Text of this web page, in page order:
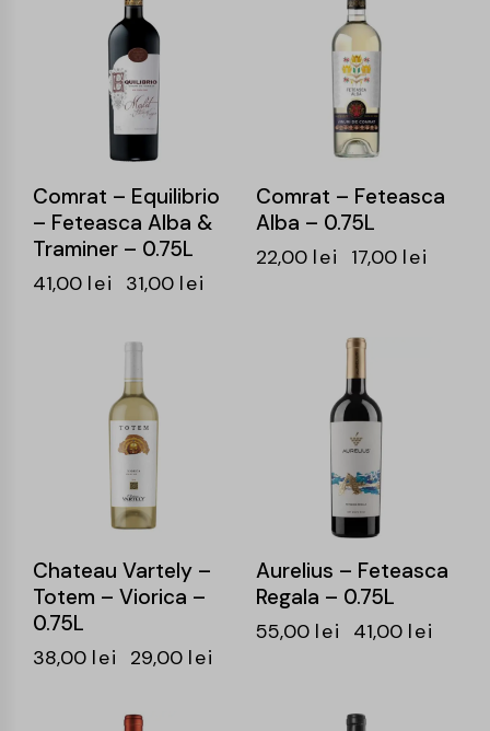
Comrat – Equilibrio
– Feteasca Alba &
Traminer – 0.75L
41,00 lei 31,00 lei
Comrat – Feteasca
Alba – 0.75L
22,00 lei 17,00 lei
Chateau Vartely –
Totem – Viorica –
0.75L
38,00 lei 29,00 lei
Aurelius – Feteasca
Regala – 0.75L
55,00 lei 41,00 lei